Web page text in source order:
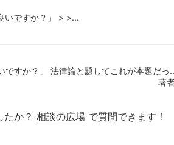
いですか？」 > >...
すか？」 法律論と題してこれが本題だっ
著
か？ 相談の広場 で質問できます！